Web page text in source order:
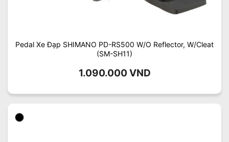
Pedal Xe Đạp SHIMANO PD-RS500 W/O Reflector, W/Cleat
(SM-SH11)
1.090.000 VND